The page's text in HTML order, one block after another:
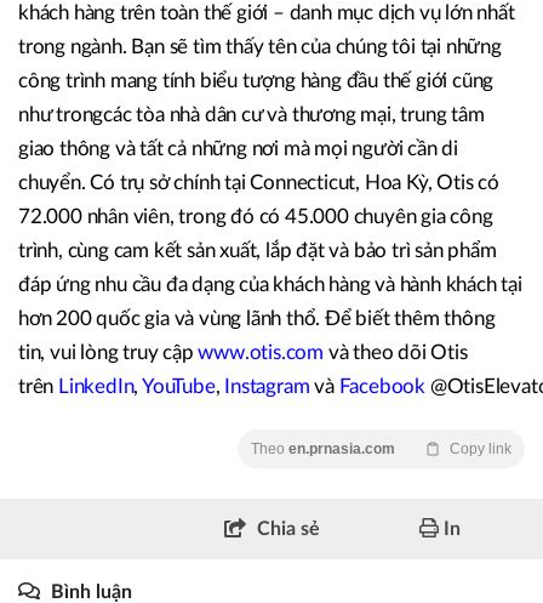
khách hàng trên toàn thế giới – danh mục dịch vụ lớn nhất
trong ngành. Bạn sẽ tìm thấy tên của chúng tôi tại những
công trình mang tính biểu tượng hàng đầu thế giới cũng
như trongcác tòa nhà dân cư và thương mại, trung tâm
giao thông và tất cả những nơi mà mọi người cần di
chuyển. Có trụ sở chính tại Connecticut, Hoa Kỳ, Otis có
72.000 nhân viên, trong đó có 45.000 chuyên gia công
trình, cùng cam kết sản xuất, lắp đặt và bảo trì sản phẩm
đáp ứng nhu cầu đa dạng của khách hàng và hành khách tại
hơn 200 quốc gia và vùng lãnh thổ. Để biết thêm thông
tin, vui lòng truy cậpwww.otis.com và theo dõi Otis
trên LinkedIn,YouTube, Instagram và Facebook
Theo en.prnasia.com Copy link
Chia sẻ In
Bình luận